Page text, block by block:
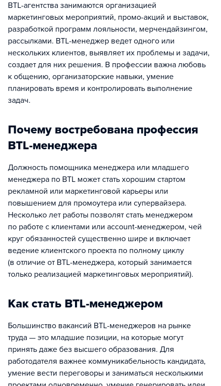
BTL-агентства занимаются организацией
маркетинговых мероприятий, промо-акций и выставок,
разработкой программ лояльности, мерчендайзингом,
рассылками. BTL-менеджер ведет одного или
нескольких клиентов, выявляет их проблемы и задачи,
создает для них решения. В профессии важна любовь
к общению, организаторские навыки, умение
планировать время и контролировать выполнение
задач.
Почему востребована профессия
BTL-менеджера
Должность помощника менеджера или младшего
менеджера по BTL может стать хорошим стартом
рекламной или маркетинговой карьеры или
повышением для промоутера или супервайзера.
Несколько лет работы позволят стать менеджером
по работе с клиентами или account-менеджером, чей
круг обязанностей существенно шире и включает
ведение клиентского проекта по полному циклу
(в отличие от BTL-менеджера, который занимается
только реализацией маркетинговых мероприятий).
Как стать BTL-менеджером
Большинство вакансий BTL-менеджеров на рынке
труда — это младшие позиции, на которые могут
принять даже без высшего образования. Для
работодателя важнее коммуникабельность кандидата,
умение вести переговоры и заниматься несколькими